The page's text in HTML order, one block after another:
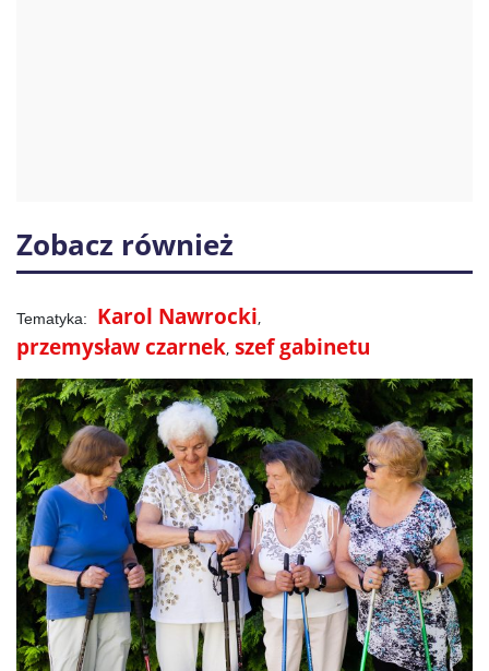
Zobacz również
Karol Nawrocki
przemysław czarnek szef gabinetu